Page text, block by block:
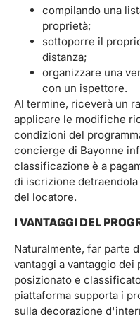
compilando una
proprietà;
sottoporre il
distanza;
organizzare una
con un ispettore.
Al termine, riceverà un
applicare le modifiche
condizioni del
concierge di Bayonne
classificazione è a
di iscrizione
del locatore.
I VANTAGGI DEL
Naturalmente, far parte
vantaggi a vantaggio
posizionato e
piattaforma supporta i
sulla decorazione